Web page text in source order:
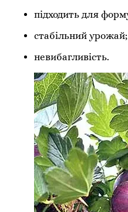
підходить для
стабільний урожай;
невибагливість.